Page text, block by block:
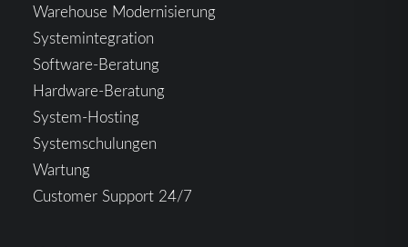
Warehouse Modernisierung
Systemintegration
Software-Beratung
Hardware-Beratung
System-Hosting
Systemschulungen
Wartung
Customer Support 24/7